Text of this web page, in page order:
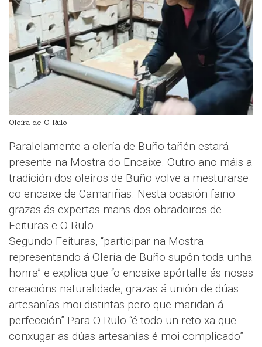
Oleira de O Rulo
Paralelamente a olería de Buño tañén estará
presente na Mostra do Encaixe. Outro ano máis a
tradición dos oleiros de Buño volve a mesturarse
co encaixe de Camariñas. Nesta ocasión faino
grazas ás expertas mans dos obradoiros de
Feituras e O Rulo.
Segundo Feituras, “participar na Mostra
representando á Olería de Buño supón toda unha
honra” e explica que “o encaixe apórtalle ás nosas
creacións naturalidade, grazas á unión de dúas
artesanías moi distintas pero que maridan á
perfección”.Para O Rulo “é todo un reto xa que
conxugar as dúas artesanías é moi complicado”